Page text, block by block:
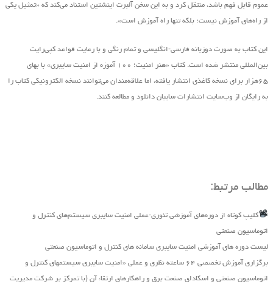
عموم قابل فهم باشد، منتقل کرد و به این سخن آلبرت اینشتین استناد می‌کند که «تمثیل یکی
از راه‌های آموزش نیست؛ بلکه تنها راه آموزش است».
این کتاب به صورت دوزبانه فارسی-انگلیسی و تمام رنگی و با رعایت قواعد کپی‌رایت
بین‌المللی منتشر شده است. کتاب «هنر امنیت؛ ۱۰۰ آموزه از امنیت سایبری» با بهای
۶۵هزار برای نسخه کاغذی انتشار یافته‌، اما علاقه‌مندان می‌توانند نسخه الکترونیکی کتاب را
به رایگان از وب‌سایت انتشارات سایبان دانلود و مطالعه کنند.
مطالب مرتبط:
کلیپ کوتاه از دوره‌های آموزشی تئوری-عملی امنیت سایبری سیستم‌های کنترل و
اتوماسیون صنعتی
لیست دوره های آموزشی امنیت سایبری سامانه های کنترل و اتوماسیون صنعتی
برگزاری آموزش تخصصی ۶۴ ساعته نظری و عملی «امنیت سایبری سیستمهای کنترل و
اتوماسیون صنعتی و اسکادای صنعت برق و راهکارهای ارتقاء آن (با تمرکز بر شرکت مدیریت